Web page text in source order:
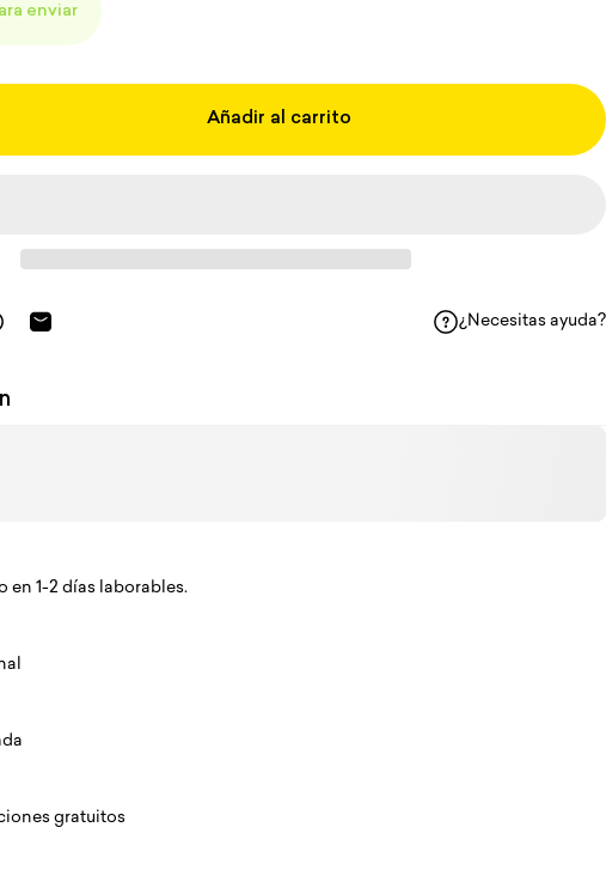
enviar
Añadir al carrito
en Facebook
en WhatsApp
Compartir por correo electrónico
¿Necesitas ayuda?
en 1-2 días laborables.
gratuitos